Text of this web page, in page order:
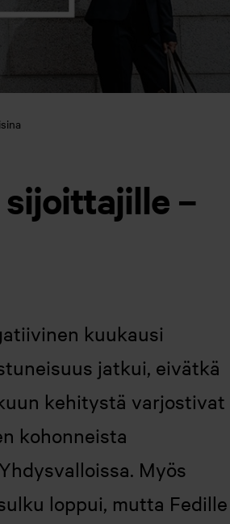
–
kuukausi
jatkui, eivätkä
kehitystä varjostivat
kohonneista
Myös
loppui, mutta Fedille